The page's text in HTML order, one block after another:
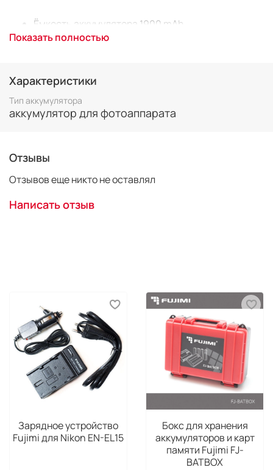
Ёмкость аккумулятора 1900 mAh
Напряжение 7,0 V
Показать полностью
Характеристики
Тип аккумулятора
аккумулятор для фотоаппарата
Отзывы
Отзывов еще никто не оставлял
Написать отзыв
Зарядное устройство
Fujimi для Nikon EN-EL15
Бокс для хранения
аккумуляторов и карт
памяти Fujimi FJ-
BATBOX